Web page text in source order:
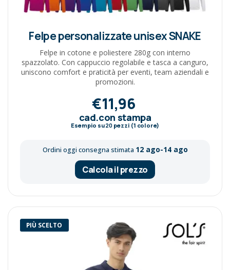
Felpe personalizzate unisex SNAKE
Felpe in cotone e poliestere 280g con interno
spazzolato. Con cappuccio regolabile e tasca a canguro,
uniscono comfort e praticità per eventi, team aziendali e
promozioni.
€11,96
cad.con stampa
Esempio su20pezzi (1 colore)
Ordini oggi consegna stimata 12 ago-14 ago
Calcola il prezzo
PIÙ SCELTO